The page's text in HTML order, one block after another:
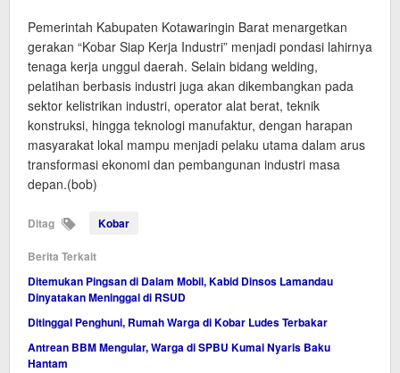
Pemerintah Kabupaten Kotawaringin Barat menargetkan
gerakan “Kobar Siap Kerja Industri” menjadi pondasi lahirnya
tenaga kerja unggul daerah. Selain bidang welding,
pelatihan berbasis industri juga akan dikembangkan pada
sektor kelistrikan industri, operator alat berat, teknik
konstruksi, hingga teknologi manufaktur, dengan harapan
masyarakat lokal mampu menjadi pelaku utama dalam arus
transformasi ekonomi dan pembangunan industri masa
depan.(bob)
Ditag Kobar
Berita Terkait
Ditemukan Pingsan di Dalam Mobil, Kabid Dinsos Lamandau
Dinyatakan Meninggal di RSUD
Ditinggal Penghuni, Rumah Warga di Kobar Ludes Terbakar
Antrean BBM Mengular, Warga di SPBU Kumai Nyaris Baku
Hantam